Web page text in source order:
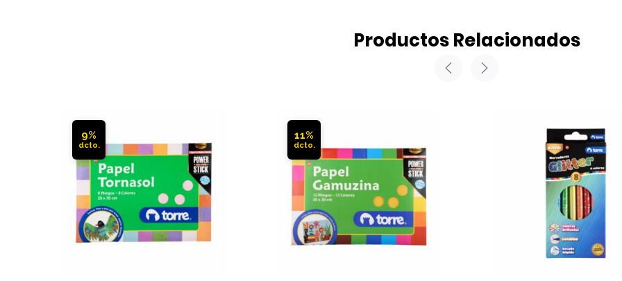
Productos Relacionados
9% 11%